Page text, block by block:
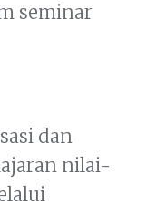
seminar
dan
nilai-